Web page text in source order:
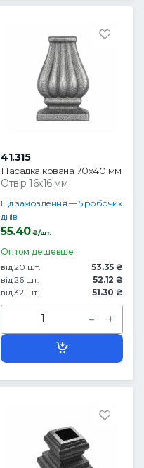
41.315
Насадка кована 70х40 мм
Отвір 16х16 мм
Під замовлення — 5 робочих
днів
55.40₴/шт.
Оптом дешевше
від 20 шт.
53.35 ₴
від 26 шт.
52.12 ₴
від 32 шт.
51.30 ₴